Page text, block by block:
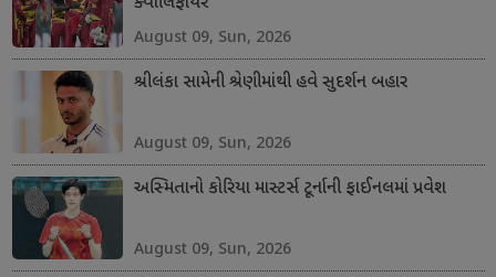
August 09, Sun, 2026
શ્રીલંકા સામેની શ્રેણીમાંથી હવે સુદર્શન બહાર
August 09, Sun, 2026
અસ્મિતાનો કોરિયા માસ્ટર્સ ટૂર્નાની ફાઈનલમાં પ્રવેશ
August 09, Sun, 2026